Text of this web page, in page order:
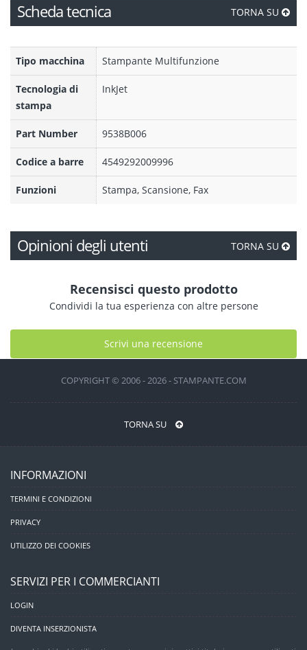
Scheda tecnica TORNA SU
Tipo macchina Stampante Multifunzione
Tecnologia di
stampa
InkJet
Part Number 9538B006
Codice a barre 4549292009996
Funzioni Stampa, Scansione, Fax
Opinioni degli utenti TORNA SU
Recensisci questo prodotto
Condividi la tua esperienza con altre persone
Scrivi una recensione
COPYRIGHT © 2006 - 2026 - STAMPANTE.COM
TORNA SU
INFORMAZIONI
TERMINI E CONDIZIONI
PRIVACY
UTILIZZO DEI COOKIES
SERVIZI PER I COMMERCIANTI
LOGIN
DIVENTA INSERZIONISTA